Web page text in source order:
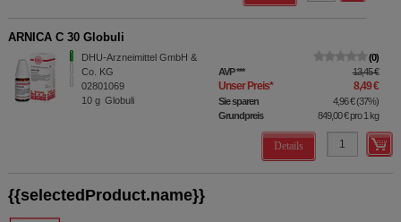
ARNICA C 30 Globuli
DHU-Arzneimittel GmbH &
Co. KG
02801069
10 g Globuli
0
AVP*** 13,45 €
Unser Preis* 8,49 €
Sie sparen 4,96 €(37%)
Grundpreis
849,00 €pro 1 kg
Details
{{selectedProduct.name}}